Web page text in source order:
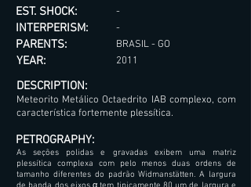
EST. SHOCK:
INTERPERISM:
PARENTS:
YEAR:
-
-
BRASIL - GO
2011
DESCRIPTION:
Meteorito Metálico Octaedrito IAB complexo, com
característica fortemente plessítica.
PETROGRAPHY:
As seções polidas e gravadas exibem uma matriz
plessítica complexa com pelo menos duas ordens de
tamanho diferentes do padrão Widmanstätten. A largura